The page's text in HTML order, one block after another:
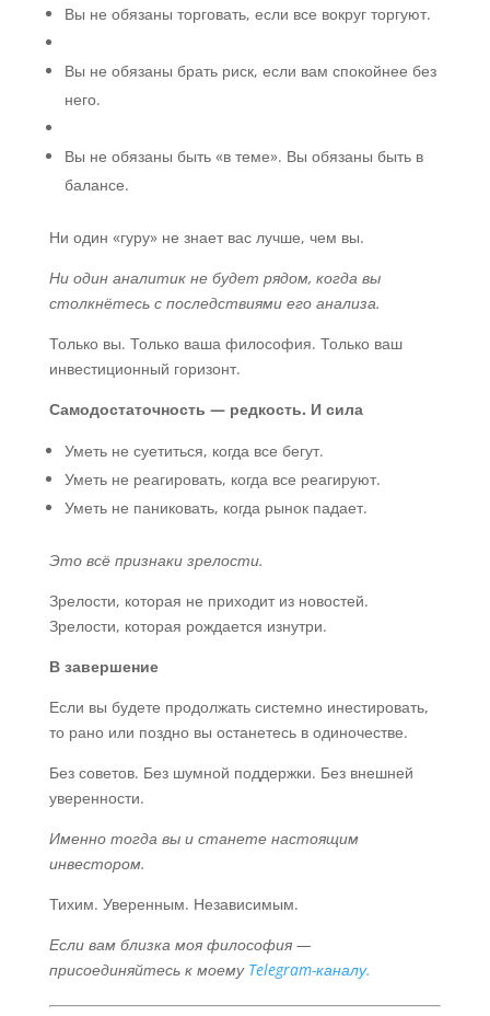
Вы не обязаны торговать, если все вокруг торгуют.
Вы не обязаны брать риск, если вам спокойнее без
него.
Вы не обязаны быть «в теме». Вы обязаны быть в
балансе.
Ни один «гуру» не знает вас лучше, чем вы.
Ни один аналитик не будет рядом, когда вы
столкнётесь с последствиями его анализа.
Только вы. Только ваша философия. Только ваш
инвестиционный горизонт.
Самодостаточность — редкость. И сила
Уметь не суетиться, когда все бегут.
Уметь не реагировать, когда все реагируют.
Уметь не паниковать, когда рынок падает.
Это всё признаки зрелости.
Зрелости, которая не приходит из новостей.
Зрелости, которая рождается изнутри.
В завершение
Если вы будете продолжать системно инестировать,
то рано или поздно вы останетесь в одиночестве.
Без советов. Без шумной поддержки. Без внешней
уверенности.
Именно тогда вы и станете настоящим
инвестором.
Тихим. Уверенным. Независимым.
Если вам близка моя философия —
присоединяйтесь к моему Telegram-каналу.